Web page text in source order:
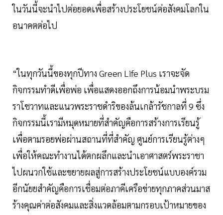
ในวันนี้จะนำไปต่อยอดเพื่อสร้างประโยชน์ต่อสังคมโลกใน
อนาคตต่อไป
“ในทุกวันนี้ของทุกปีทาง Green Life Plus เราจะจัด
กิจกรรมทำดีเพื่อพ่อ เพื่อแสดงออกถึงการน้อมนำพระบรม
ราโชวาทและแนวพระราชดำริของล้นเกล้ารัชกาลที่ 9 ซึ่ง
กิจกรรมนี้เรามีหมุดหมายที่สำคัญคือการสร้างการเรียนรู้
เพื่อตามรอยพ่อผ่านสถานที่ที่สำคัญ ศูนย์การเรียนรู้ต่างๆ
เพื่อให้คณะทำงานได้ตกผลึกและนำเอาศาสตร์พระราชา
ไปผนวกใช้และขยายผลสู่การสร้างประโยชน์แบบองค์รวม
อีกนัยยสำคัญคือการเชื่อมต่อภาคีเครือข่ายทุกภาคส่วนมาส
ร้างคุณค่าต่อสังคมและสิ่งแวดล้อมตามกรอบเป้าหมายของ